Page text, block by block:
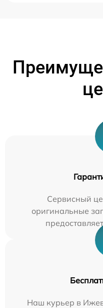
Сервисный
оригинальные
Наш курьер в